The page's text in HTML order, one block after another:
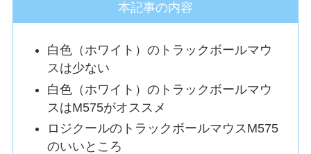
本記事の内容
白色（ホワイト）のトラックボールマウ
スは少ない
白色（ホワイト）のトラックボールマウ
スはM575がオススメ
ロジクールのトラックボールマウスM575
のいいところ